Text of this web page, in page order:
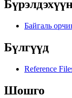
Байгаль
Бүлгүүд
Reference
Шошго